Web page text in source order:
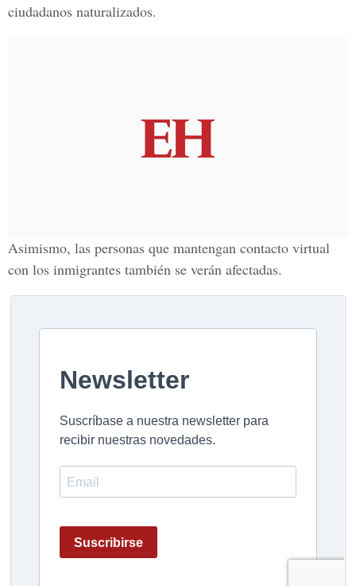
ciudadanos naturalizados.
Asimismo, las personas que mantengan contacto virtual
con los inmigrantes también se verán afectadas.